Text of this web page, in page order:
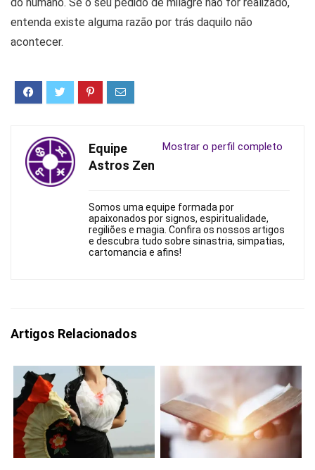
entenda existe alguma razão por trás daquilo não
acontecer.
Mostrar o perfil completo
Equipe
Astros Zen
Somos uma equipe formada por
apaixonados por signos, espiritualidade,
regiliões e magia. Confira os nossos artigos
e descubra tudo sobre sinastria, simpatias,
cartomancia e afins!
Artigos Relacionados